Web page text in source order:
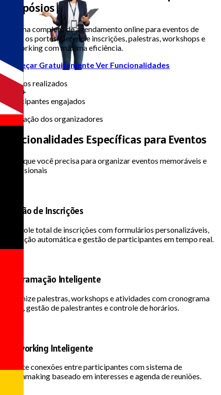
Sistema completo de agendamento online para eventos de
todos os portes. Gerencie inscrições, palestras, workshops e
networking com máxima eficiência.
Começar GratuitamenteVer Funcionalidades
10k+
Eventos realizados
500k+
Participantes engajados
98%
Satisfação dos organizadores
Funcionalidades Específicas para Eventos
Tudo que você precisa para organizar eventos memoráveis e
profissionais
Gestão de Inscrições
Controle total de inscrições com formulários personalizáveis,
validação automática e gestão de participantes em tempo real.
Programação Inteligente
Organize palestras, workshops e atividades com cronograma
visual, gestão de palestrantes e controle de horários.
Networking Inteligente
Facilite conexões entre participantes com sistema de
matchmaking baseado em interesses e agenda de reuniões.